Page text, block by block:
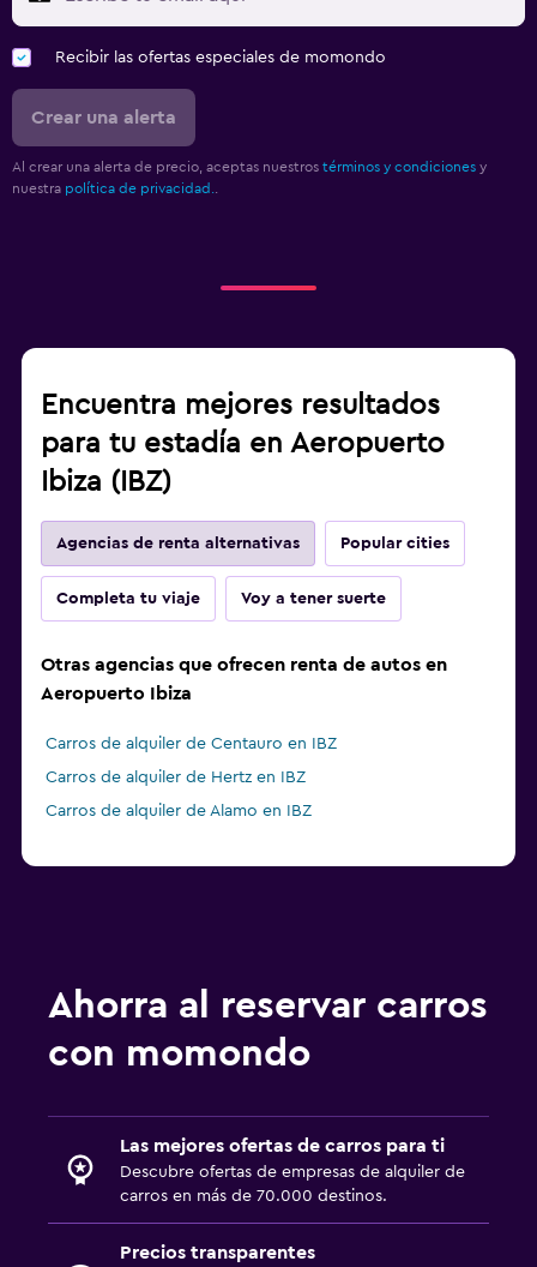
Recibir las ofertas especiales de momondo
Crear una alerta
Al crear una alerta de precio, aceptas nuestros términos y condiciones y
nuestra política de privacidad..
Encuentra mejores resultados
para tu estadía en Aeropuerto
Ibiza (IBZ)
Agencias de renta alternativas Popular cities
Completa tu viaje Voy a tener suerte
Otras agencias que ofrecen renta de autos en
Aeropuerto Ibiza
Carros de alquiler de Centauro en IBZ
Carros de alquiler de Hertz en IBZ
Carros de alquiler de Alamo en IBZ
Ahorra al reservar carros
con momondo
Las mejores ofertas de carros para ti
Descubre ofertas de empresas de alquiler de
carros en más de 70.000 destinos.
Precios transparentes